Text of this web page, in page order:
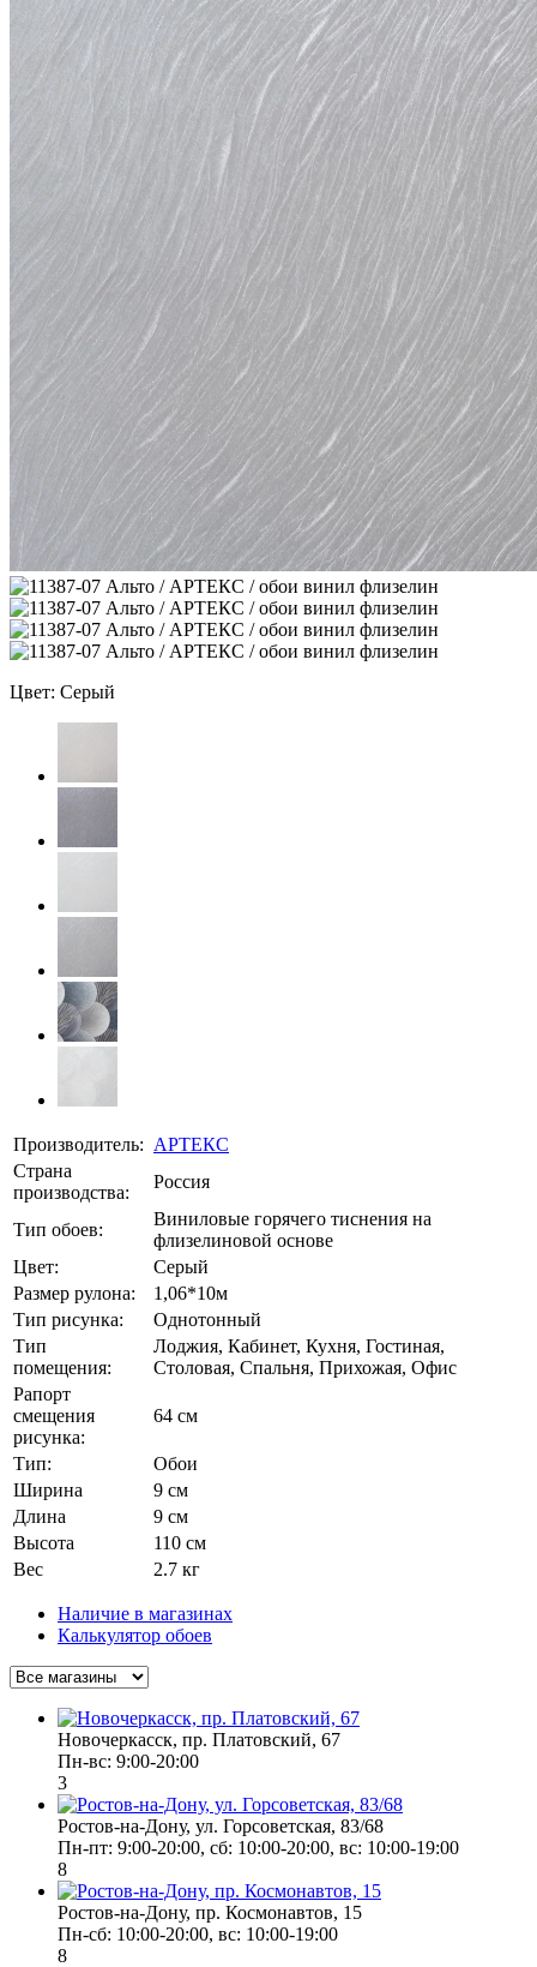
Цвет: Серый
Производитель: АРТЕКС
Страна
производства:
Россия
Тип обоев:
Виниловые горячего тиснения на
флизелиновой основе
Цвет:
Серый
Размер рулона:
1,06*10м
Тип рисунка:
Однотонный
Тип
помещения:
Лоджия, Кабинет, Кухня, Гостиная,
Столовая, Спальня, Прихожая, Офис
Рапорт
смещения
рисунка:
64 см
Тип:
Обои
Ширина
9 см
Длина
9 см
Высота
110 см
Вес
2.7 кг
Наличие в магазинах
Калькулятор обоев
Новочеркасск, пр. Платовский, 67
Пн-вс: 9:00-20:00
3
Ростов-на-Дону, ул. Горсоветская, 83/68
Пн-пт: 9:00-20:00, сб: 10:00-20:00, вс: 10:00-19:00
8
Ростов-на-Дону, пр. Космонавтов, 15
Пн-сб: 10:00-20:00, вс: 10:00-19:00
8